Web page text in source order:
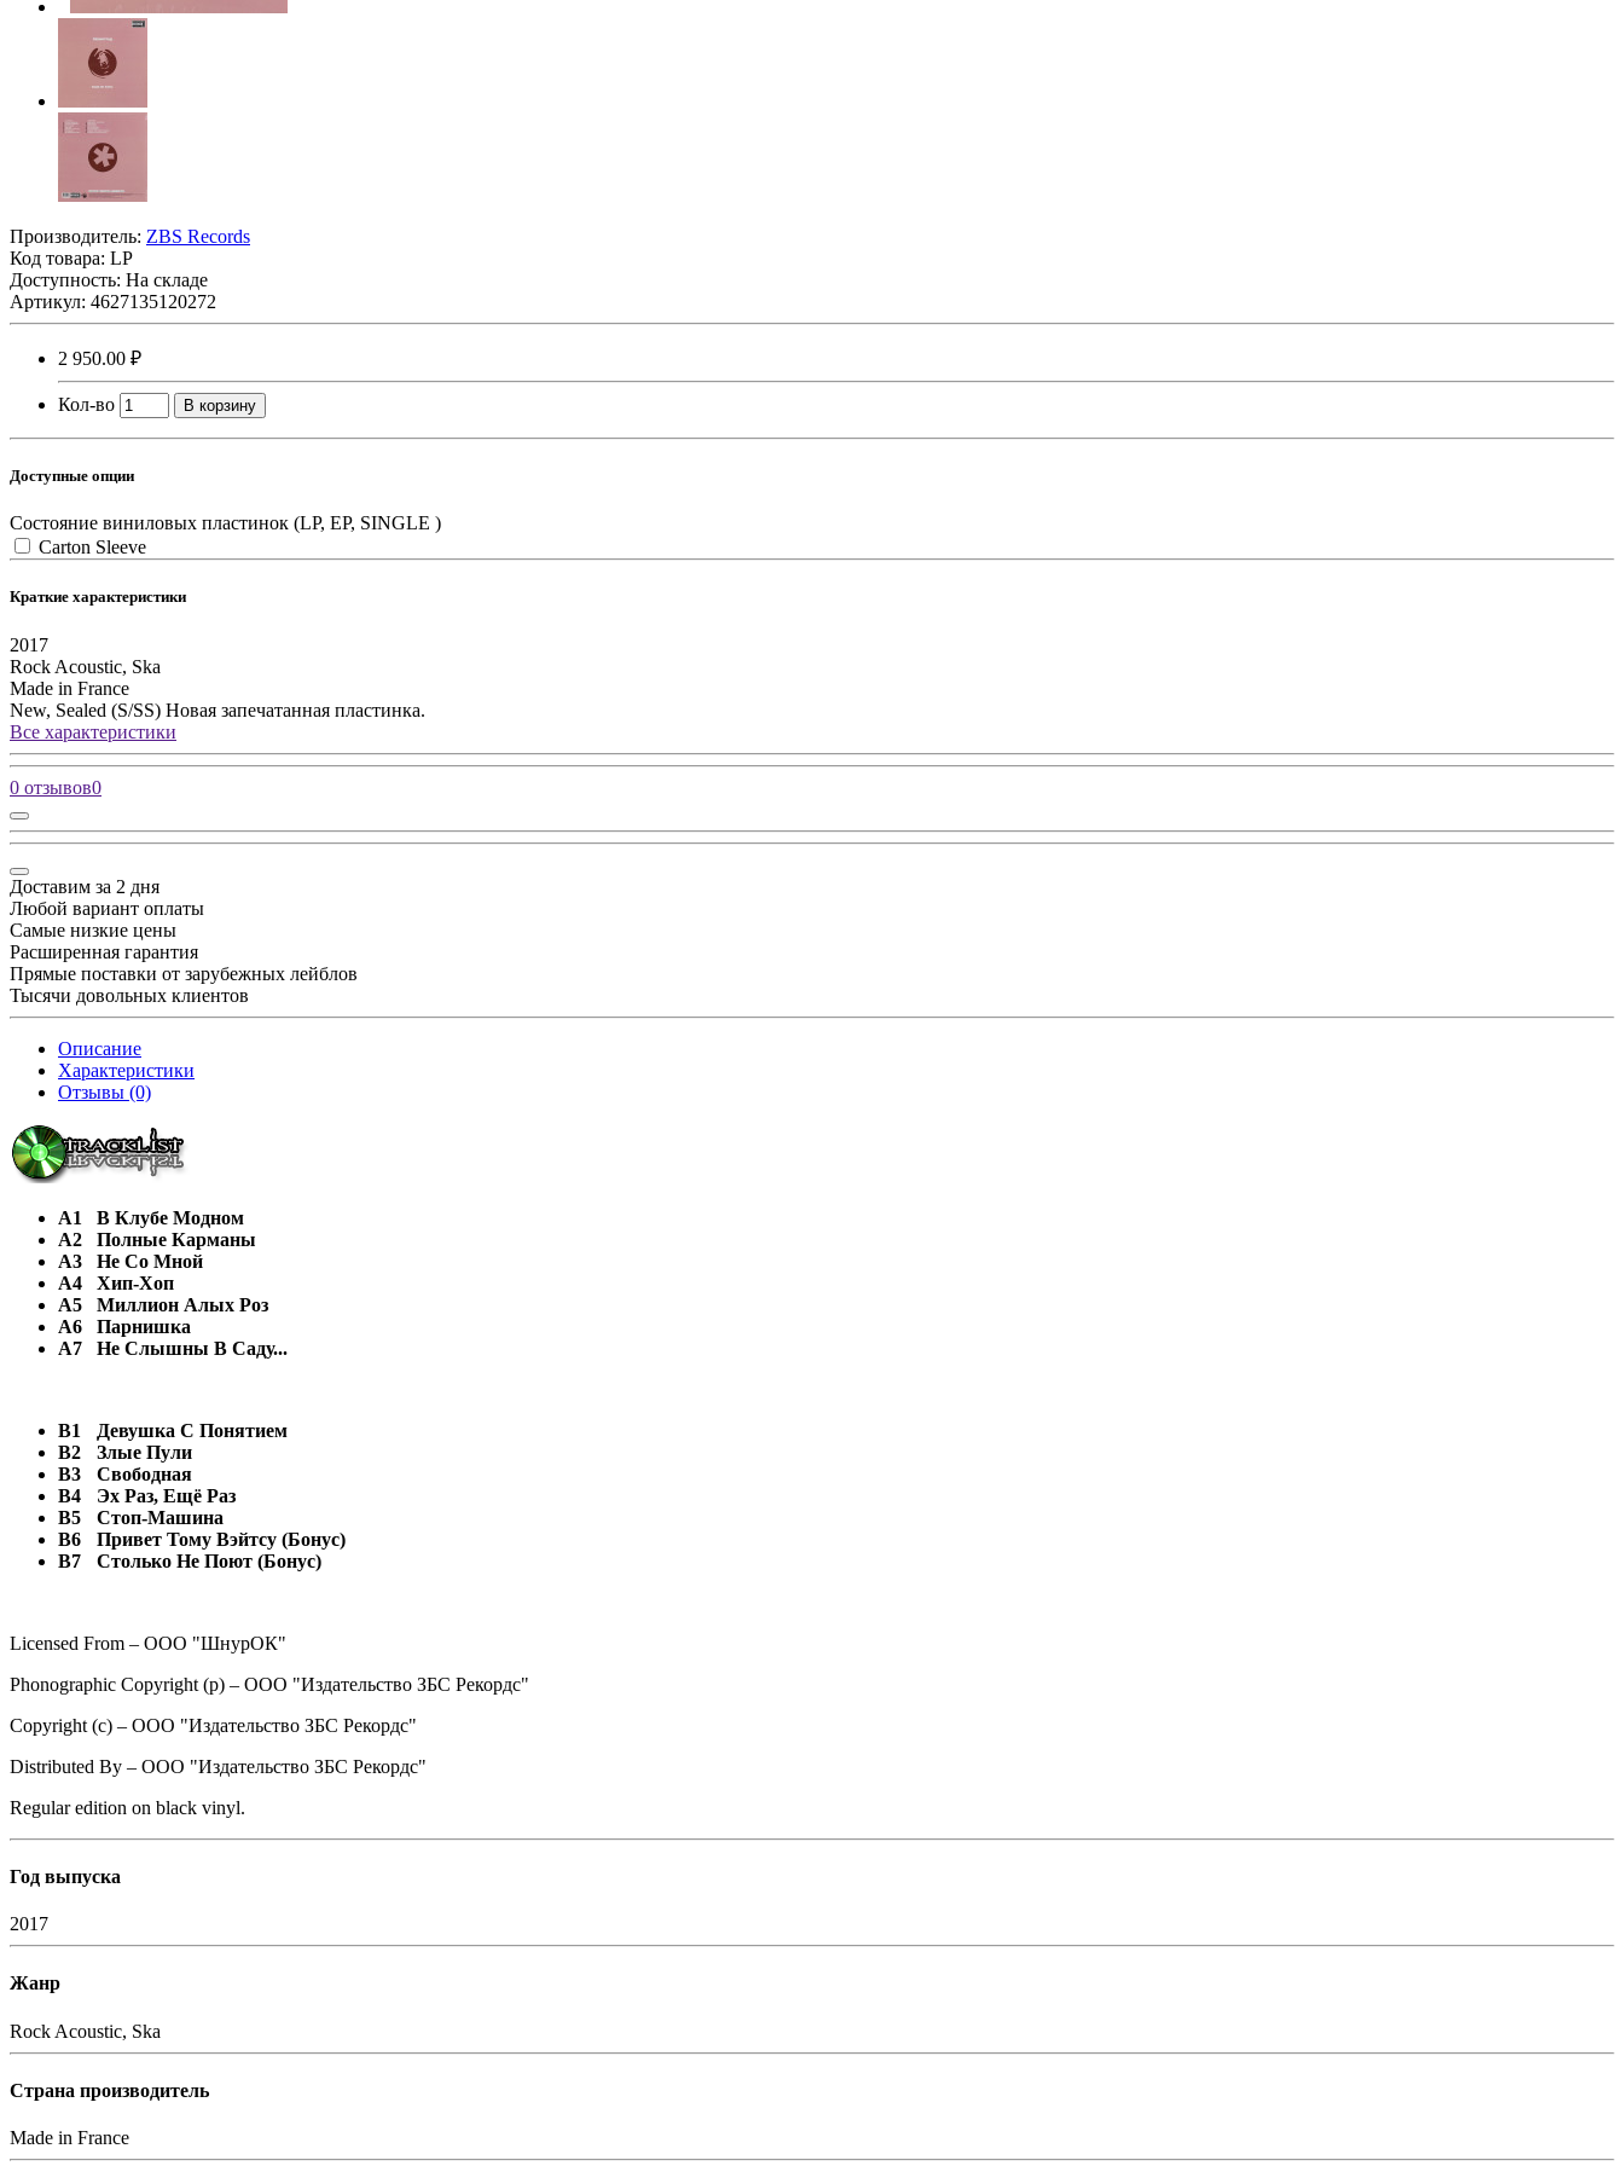
Производитель: ZBS Records
Код товара: LP
Доступность: На складе
Артикул: 4627135120272
2 950.00 ₽
Кол-во В корзину
Доступные опции
Состояние виниловых пластинок (LP, EP, SINGLE )
Carton Sleeve
Краткие характеристики
2017
Rock Acoustic, Ska
Made in France
New, Sealed (S/SS) Новая запечатанная пластинка.
Все характеристики
0 отзывов0
Доставим за 2 дня
Любой вариант оплаты
Самые низкие цены
Расширенная гарантия
Прямые поставки от зарубежных лейблов
Тысячи довольных клиентов
Описание
Характеристики
Отзывы (0)
A1
В Клубе Модном
A2
Полные Карманы
A3
Не Со Мной
A4
Хип-Хоп
A5
Миллион Алых Роз
A6
Парнишка
A7
Не Слышны В Саду...
B1
Девушка С Понятием
B2
Злые Пули
B3
Свободная
B4
Эх Раз, Ещё Раз
B5
Стоп-Машина
B6
Привет Тому Вэйтсу (Бонус)
B7
Столько Не Поют (Бонус)
Licensed From – OOO "ШнурОК"
Phonographic Copyright (p) – ООО "Издательство ЗБС Рекордс"
Copyright (c) – ООО "Издательство ЗБС Рекордс"
Distributed By – ООО "Издательство ЗБС Рекордс"
Regular edition on black vinyl.
Год выпуска
2017
Жанр
Rock Acoustic, Ska
Страна производитель
Made in France